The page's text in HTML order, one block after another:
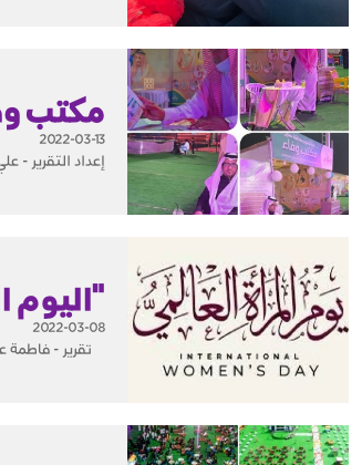
مكتب
2022-03-13
إعداد التقرير -
"اليوم
2022-03-08
تقرير - فاطمة